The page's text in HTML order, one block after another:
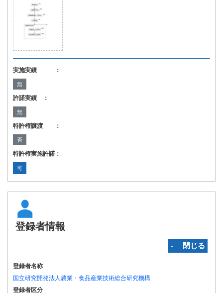
実施実績 ：
無
許諾実績 ：
無
特許権譲渡 ：
否
特許権実施許諾：
可
登録者情報
‐ 閉じる
登録者名称
国立研究開発法人農業・食品産業技術総合研究機構
登録者区分